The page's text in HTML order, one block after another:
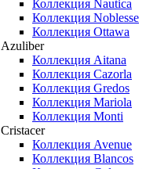
Коллекция Nautica
Коллекция Noblesse
Коллекция Ottawa
Azuliber
Коллекция Aitana
Коллекция Cazorla
Коллекция Gredos
Коллекция Mariola
Коллекция Monti
Cristacer
Коллекция Avenue
Коллекция Blancos